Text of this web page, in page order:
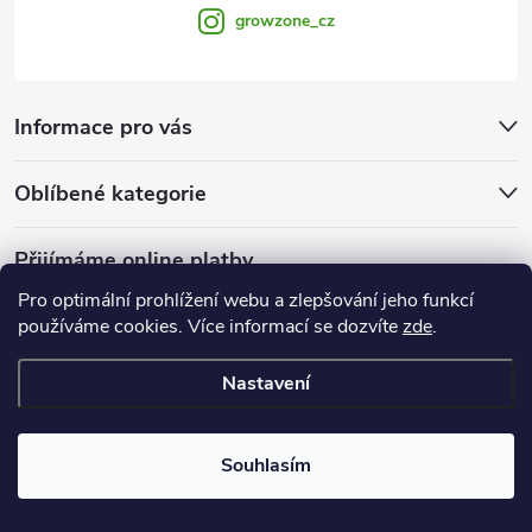
Pro optimální prohlížení webu a zlepšování jeho funkcí
používáme cookies. Více informací se dozvítezde.
Nastavení
Souhlasím
growzone_cz
Informace pro vás
Oblíbené kategorie
Přijímáme online platby
nastavení cookies